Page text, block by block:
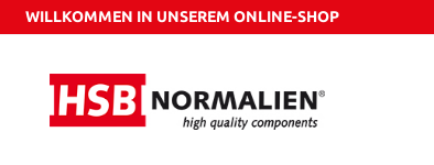
WILLKOMMEN IN UNSEREM ONLINE-SHOP